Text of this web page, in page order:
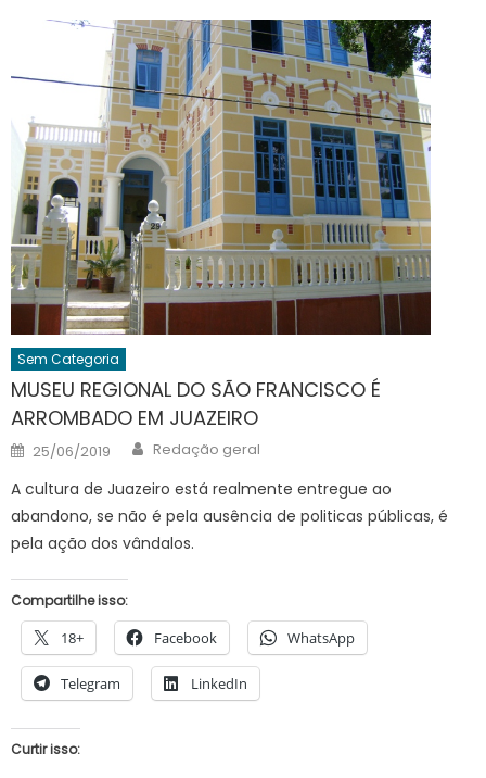
Sem Categoria
MUSEU REGIONAL DO SÃO FRANCISCO É
ARROMBADO EM JUAZEIRO
Posted
on
25/06/2019 Author
Redação geral
A cultura de Juazeiro está realmente entregue ao
abandono, se não é pela ausência de politicas públicas, é
pela ação dos vândalos.
Compartilhe isso:
18+ Facebook WhatsApp
Telegram LinkedIn
Curtir isso: